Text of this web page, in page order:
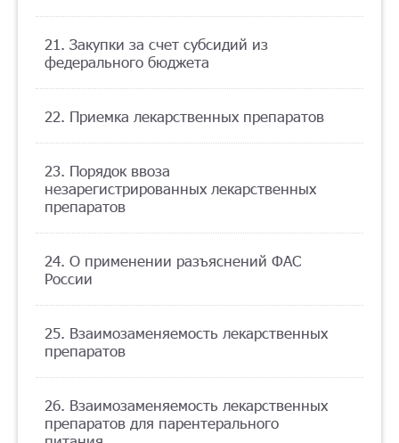
21. Закупки за счет субсидий из
федерального бюджета
22. Приемка лекарственных препаратов
23. Порядок ввоза
незарегистрированных лекарственных
препаратов
24. О применении разъяснений ФАС
России
25. Взаимозаменяемость лекарственных
препаратов
26. Взаимозаменяемость лекарственных
препаратов для парентерального